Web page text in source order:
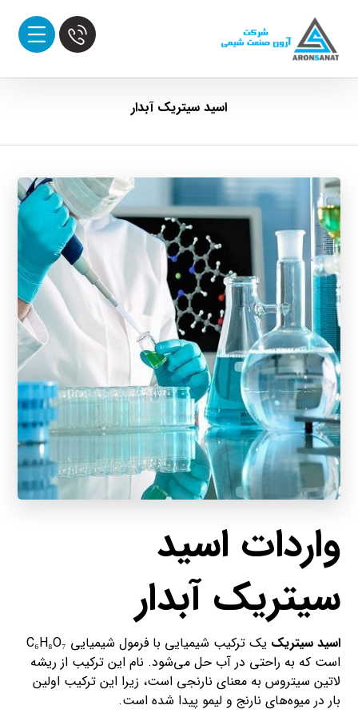
اسید سیتریک آبدار
واردات اسید
سیتریک آبدار
اسید سیتریک
یک ترکیب شیمیایی با فرمول شیمیایی C₆H₈O₇
است که به راحتی در آب حل می‌شود. نام این ترکیب از ریشه
لاتین سیتروس به معنای نارنجی است، زیرا این ترکیب اولین
بار در میوه‌های نارنج و لیمو پیدا شده است.